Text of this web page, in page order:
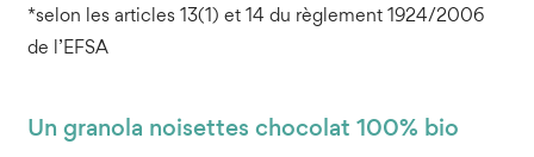
*selon les articles 13(1) et 14 du règlement 1924/2006
de l’EFSA
Un granola noisettes chocolat 100% bio